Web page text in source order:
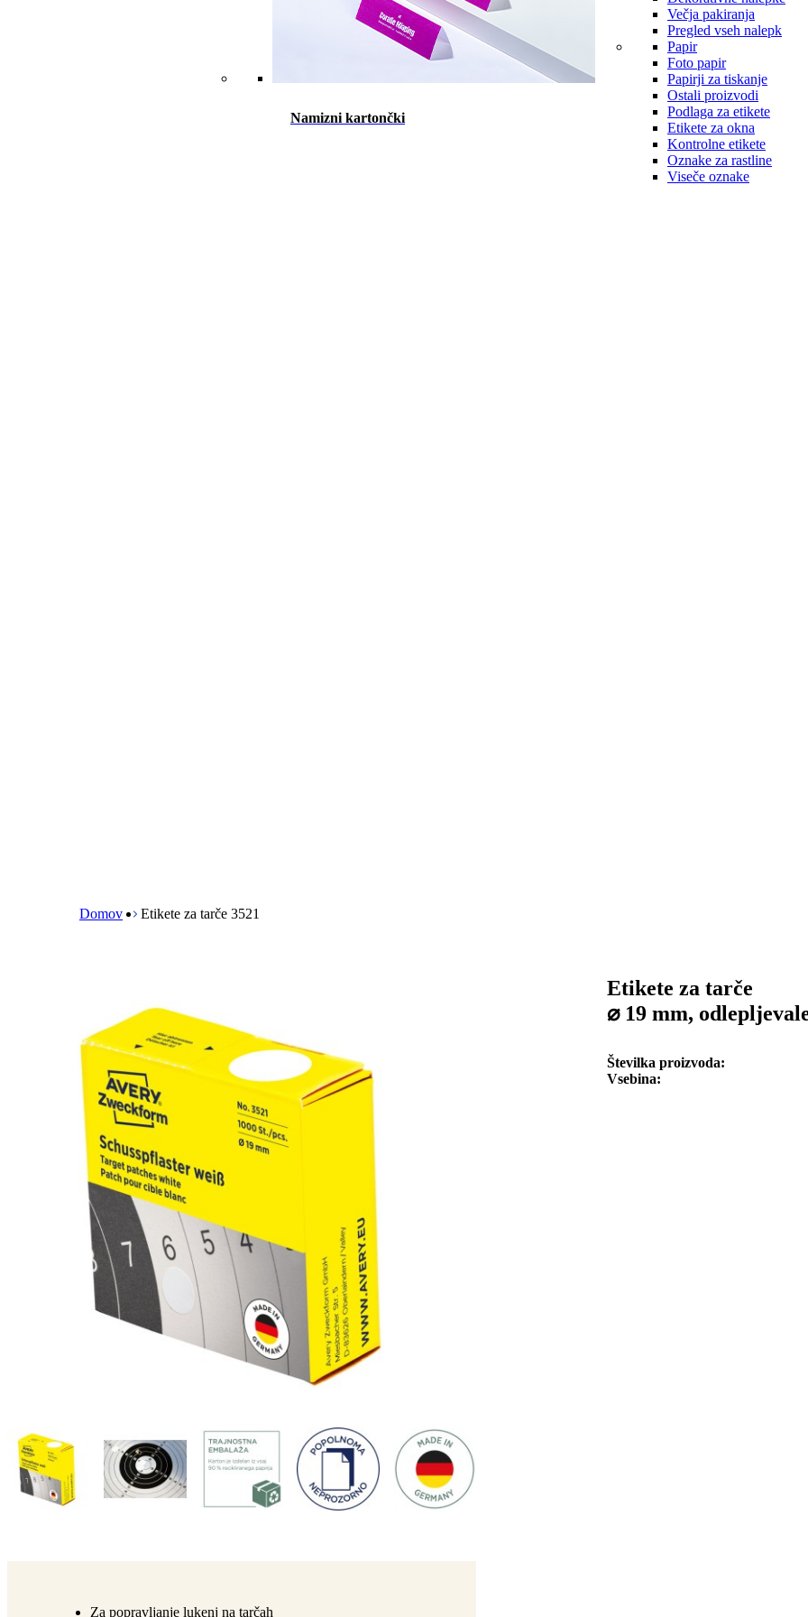
Namizni kartončki
Večja pakiranja
Pregled vseh nalepk
Papir
Foto papir
Papirji za tiskanje
Ostali proizvodi
Podlaga za etikete
Etikete za okna
Kontrolne etikete
Oznake za rastline
Viseče oznake
Domov Etikete za tarče 3521
Etikete za tarče
⌀ 19 mm,
Številka proizvoda
Vsebina
Za popravljanje lukenj na tarčah